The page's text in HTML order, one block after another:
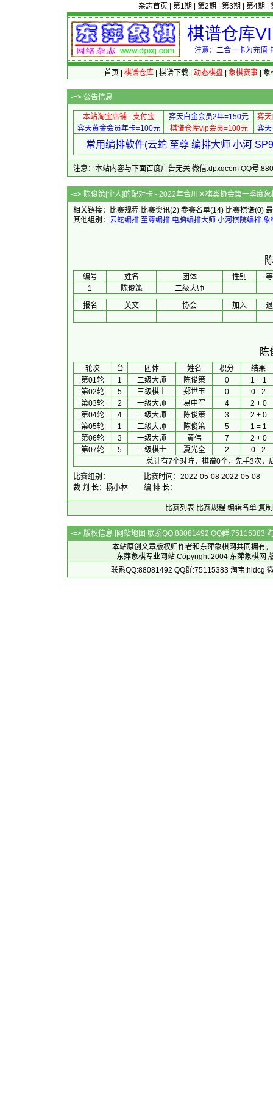
杂志首页 第1期 第2期 第3期 第4期
棋谱仓库
注意：二合一卡为充值
首页 棋谱仓库| 棋谱下载| 动态棋盘| 象棋赛事| 象
-=> 公告信息
本站淘宝店铺 - 支付宝 弈天白金会员2年=150元
弈
弈天黄金会员年卡=100元
棋谱仓库vip会员=100元 弈
常用编排软件(云蛇 至尊 编排大师 小河
注意：本站内容与下面百度广告无关 微信:dpxqcom QQ号
-=> 陈俊策[个人]的配对卡 - 2022年合川
相关链接：
比赛规程 比赛资讯(2) 参赛名单(14) 比赛棋谱(0)
其他组别： 云蛇编排 至尊编排 电脑编排大师 小河棋院编排 象
编号 姓名 团体 性别
1
陈俊策
二级大师
报名
英文 协会 加入
陈
轮次 台 团体 姓名 积分
结果
第01轮
1 二级大师 陈俊策 0
1 = 1
第02轮
5 三级棋士 郑世玉 0
0 - 2
第03轮
2 一级大师 易中军 4
2 + 0
第04轮
4 二级大师 陈俊策 3
2 + 0
第05轮
1 二级大师 陈俊策 5
1 = 1
第06轮
3 一级大师 黄伟 7
2 + 0
第07轮
5 二级棋士 夏光全 2
0 - 2
总计有7个对阵，棋谱0个，先手3次，
比赛组别：
比赛时间：2022-05-08 2022-05-08
裁 判 长：杨小林
编 排 长：
比赛列表 比赛规程 编辑名单 复
-=> 版权信息 [网站地图 联系QQ:88081492 QQ群:75115383
本站原创文章版权归作者和 东萍象棋网共同拥有
东萍象棋专业网站 Copyright 2004 东萍象棋网
联系QQ:88081492 QQ群:75115383 淘宝:hldcg